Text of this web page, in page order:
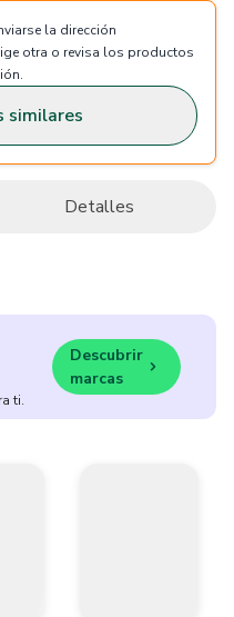
la dirección
otra o revisa los productos
similares
Detalles
ti.
Descubrir
marcas